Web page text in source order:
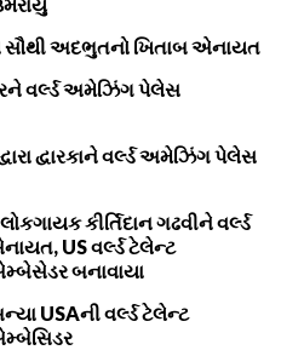
સૌથી અદભુતનો ખિતાબ એનાયત
વર્લ્ડ અમેઝિંગ પેલેસ
દ્વારકાને વર્લ્ડ અમેઝિંગ પેલેસ
કીર્તિદાન ગઢવીને વર્લ્ડ
US વર્લ્ડ ટેલેન્ટ
બનાવાયા
USAની વર્લ્ડ ટેલેન્ટ